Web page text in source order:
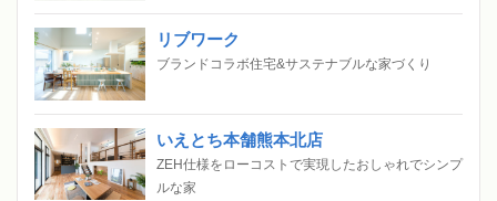
リブワーク
ブランドコラボ住宅&サステナブルな家づくり
いえとち本舗熊本北店
ZEH仕様をローコストで実現したおしゃれでシンプ
ルな家